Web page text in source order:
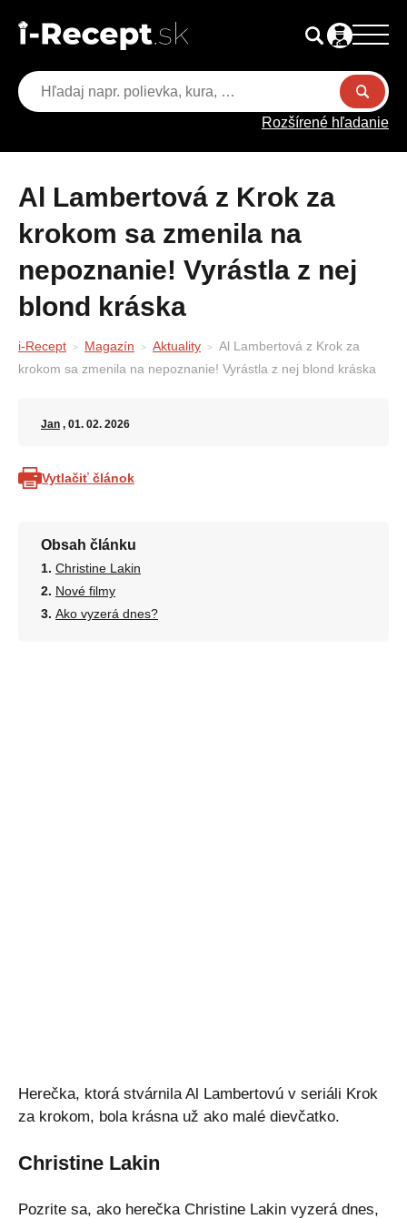
Rozšírené hľadanie
Al Lambertová z Krok za
krokom sa zmenila na
nepoznanie! Vyrástla z nej
blond kráska
i-Recept Magazín Aktuality
Al Lambertová z Krok za
krokom sa zmenila na nepoznanie! Vyrástla z nej blond kráska
Jan , 01. 02. 2026
Vytlačiť článok
Obsah článku
Christine Lakin
Nové filmy
Ako vyzerá dnes?
Herečka, ktorá stvárnila Al Lambertovú v seriáli Krok
za krokom, bola krásna už ako malé dievčatko.
Christine Lakin
Pozrite sa, ako herečka Christine Lakin vyzerá dnes,